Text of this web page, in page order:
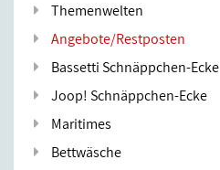
Themenwelten
Angebote/Restposten
Bassetti Schnäppchen-Ecke
Joop! Schnäppchen-Ecke
Maritimes
Bettwäsche